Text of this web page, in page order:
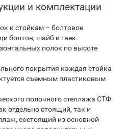
и комплектации
к стойкам – болтовое
болтов, шайб и гаек.
полок по высоте
покрытия каждая стойка
съемным пластиковым
полочного стеллажа СТФ
отдельно стоящий, так и
состоящий из основной